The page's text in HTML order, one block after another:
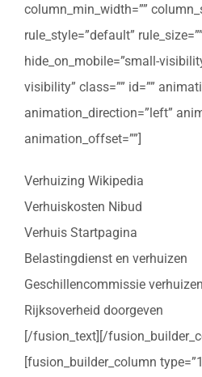
column_min_width=””
rule_style=”default”
hide_on_mobile=”small-
visibility” class=”” id=””
animation_direction=”left”
animation_offset=””]
Verhuizing Wikipedia
Verhuiskosten Nibud
Verhuis Startpagina
Belastingdienst en verhuizen
Geschillencommissie verhuizen
Rijksoverheid doorgeven
[/fusion_text][/
[fusion_builder_column